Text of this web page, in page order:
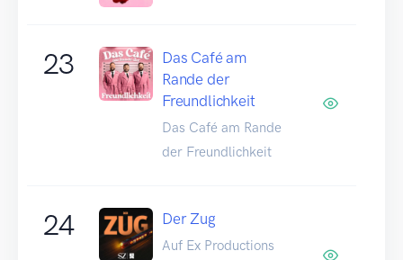
23
Das Café am
Rande der
Freundlichkeit
Das Café am Rande
der Freundlichkeit
24 Der Zug
Auf Ex Productions